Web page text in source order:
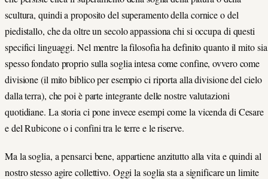
scultura, quindi a proposito del superamento della cornice o del
piedistallo, che da oltre un secolo appassiona chi si occupa di questi
specifici linguaggi. Nel mentre la filosofia ha definito quanto il mito sia
spesso fondato proprio sulla soglia intesa come confine, ovvero come
divisione (il mito biblico per esempio ci riporta alla divisione del cielo
dalla terra), che poi è parte integrante delle nostre valutazioni
quotidiane. La storia ci pone invece esempi come la vicenda di Cesare
e del Rubicone o i confini tra le terre e le riserve.
Ma la soglia, a pensarci bene, appartiene anzitutto alla vita e quindi al
nostro stesso agire collettivo. Oggi la soglia sta a significare un limite